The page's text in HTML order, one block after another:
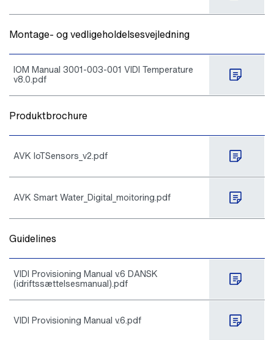
Montage- og vedligeholdelsesvejledning
IOM Manual 3001-003-001 VIDI Temperature
v8.0.pdf
Produktbrochure
AVK IoTSensors_v2.pdf
AVK Smart Water_Digital_moitoring.pdf
Guidelines
VIDI Provisioning Manual v.6 DANSK
(idriftssættelsesmanual).pdf
VIDI Provisioning Manual v.6.pdf